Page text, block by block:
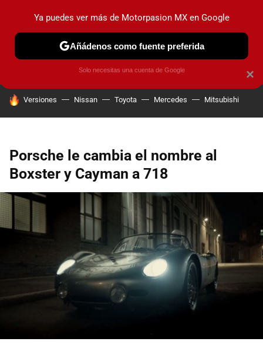
PRUEBAS INDUSTRIA HOY NO CIRCULA
HOY SE HABLA DE
Versiones Nissan Toyota Mercedes Mitsubishi
Porsche le cambia el nombre al
Boxster y Cayman a 718
×
Ya puedes ver más de Motorpasion MX en Google
Añádenos como fuente preferida
Solo necesitas una cuenta de Google